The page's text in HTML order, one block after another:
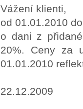
Vážení klienti,
od 01.01.2010
o dani z
20%. Ceny za
01.01.2010
22.12.2009